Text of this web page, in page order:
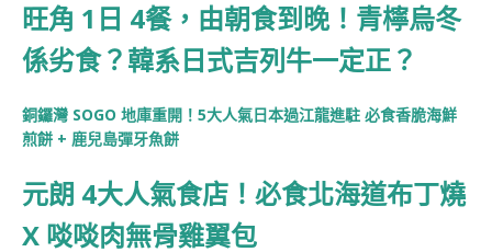
旺角 1日 4餐，由朝食到晚！青檸烏冬
係劣食？韓系日式吉列牛一定正？
銅鑼灣 SOGO 地庫重開！5大人氣日本過江龍進駐 必食香脆海鮮
煎餅 + 鹿兒島彈牙魚餅
元朗 4大人氣食店！必食北海道布丁燒
X 啖啖肉無骨雞翼包